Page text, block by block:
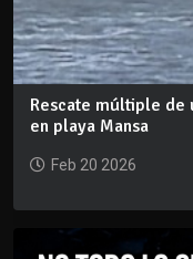
Rescate múltiple de
en playa Mansa
Feb 20 2026